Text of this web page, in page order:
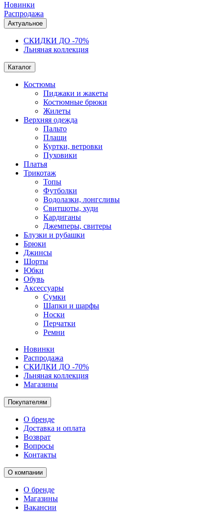
Новинки
Распродажа
Актуальное
СКИДКИ ДО -70%
Льняная коллекция
Каталог
Костюмы
Пиджаки и жакеты
Костюмные брюки
Жилеты
Верхняя одежда
Пальто
Плащи
Куртки, ветровки
Пуховики
Платья
Трикотаж
Топы
Футболки
Водолазки, лонгсливы
Свитшоты, худи
Кардиганы
Джемперы, свитеры
Блузки и рубашки
Брюки
Джинсы
Шорты
Юбки
Обувь
Аксессуары
Сумки
Шапки и шарфы
Носки
Перчатки
Ремни
Новинки
Распродажа
СКИДКИ ДО -70%
Льняная коллекция
Магазины
Покупателям
О бренде
Доставка и оплата
Возврат
Вопросы
Контакты
О компании
О бренде
Магазины
Вакансии